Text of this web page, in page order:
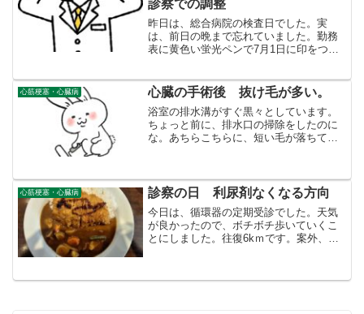
診察での調整
昨日は、総合病院の検査日でした。実
は、前日の晩まで忘れていました。勤務
表に黄色い蛍光ペンで7月1日に印をつけ
が不調で（むかむか吐き気がする）、１
ヶ月前倒しで検査を受け、...
心筋梗塞・心臓病 心臓の手術後 抜け毛が多い。
浴室の排水溝がすぐ黒々としています。
ちょっと前に、排水口の掃除をしたのに
な。あちらこちらに、短い毛が落ちてい
「きちゃなーい。」学生時代には、自分
の下宿で誕生会を祝っても...
心筋梗塞・心臓病 診察の日 利尿剤なくなる方向
今日は、循環器の定期受診でした。天気
が良かったので、ボチボチ歩いていくこ
とにしました。往復6kｍです。案外、都